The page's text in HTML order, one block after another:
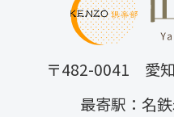
〒482-0041 愛
最寄駅：名